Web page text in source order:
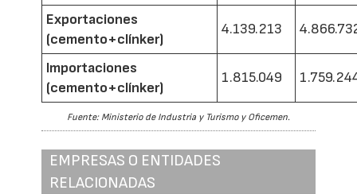
Exportaciones
(cemento+clínker)
4.139.213
Importaciones
(cemento+clínker)
1.815.049
Fuente: Ministerio de Industria y Turismo y Oficemen.
EMPRESAS O ENTIDADES
RELACIONADAS